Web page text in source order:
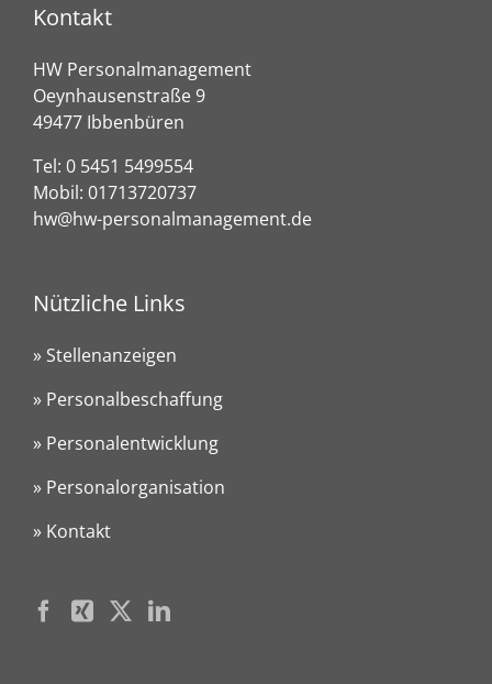
Kontakt
HW Personalmanagement
Oeynhausenstraße 9
49477 Ibbenbüren
Tel: 0 5451 5499554
Mobil: 01713720737
hw@hw-personalmanagement.de
Nützliche Links
» Stellenanzeigen
» Personalbeschaffung
» Personalentwicklung
» Personalorganisation
» Kontakt